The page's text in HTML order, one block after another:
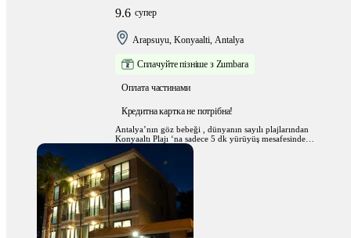
супер
9.6
Arapsuyu, Konyaalti, Antalya
Сплачуйте пізніше з Zumbara
Оплата частинами
Кредитна картка не потрібна!
Antalya’nın göz bebeği , dünyanın sayılı plajlarından
Konyaaltı Plajı ‘na sadece 5 dk yürüyüş mesafesinde ,
gözde alışveriş merkezleri ve tüm ihtiyaçlarınızın yanı
başınızda olduğu , eviniz rahatlığında bir yaşam alanı
sunmaktayız.;